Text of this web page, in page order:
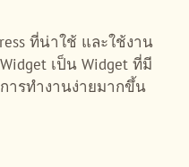
ที่น่าใช้ และใช้งาน
เป็น Widget ที่มี
ารทำงานง่ายมากขึ้น